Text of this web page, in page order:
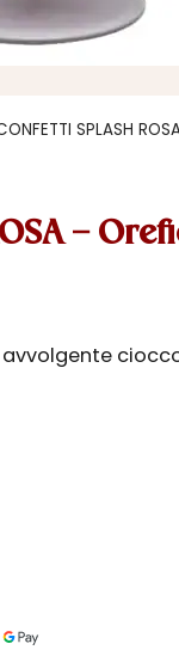
SPLASH
–